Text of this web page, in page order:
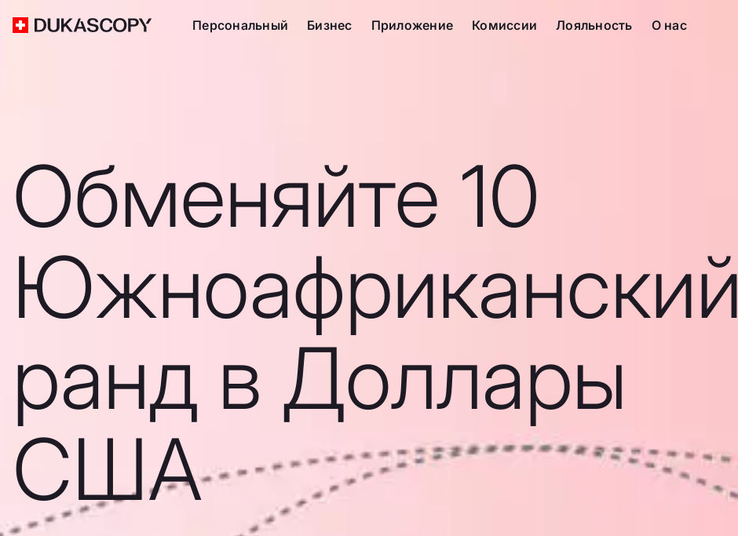
Персональный Бизнес Приложение Комиссии Лояльность О нас
Обменяйте 10
Южноафриканский
ранд в Доллары
США